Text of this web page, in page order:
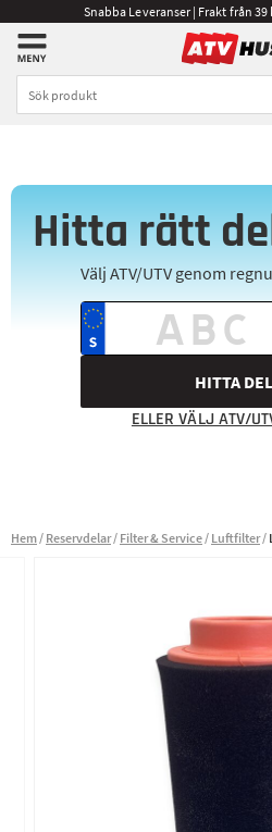
Snabba Leveranser | Frakt från 39
Hitta rätt
Välj ATV/UTV genom
HITTA
ELLER VÄLJ ATV/
Hem Reservdelar Filter & Service Luftfilter